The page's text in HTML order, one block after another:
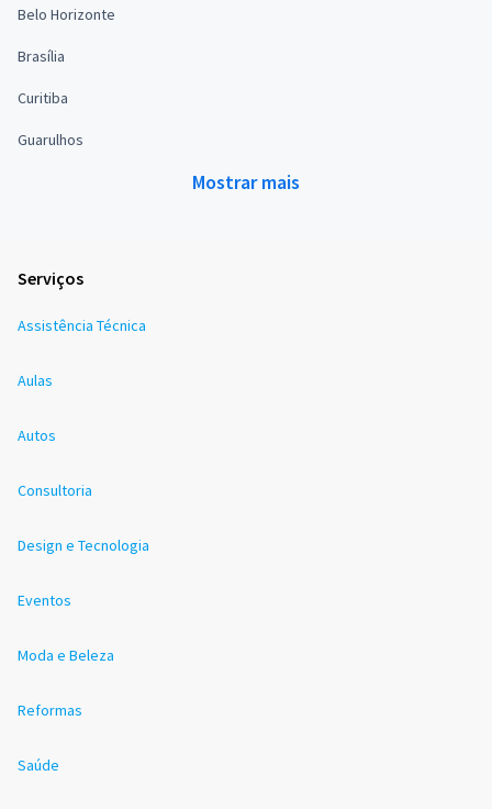
Belo Horizonte
Brasília
Curitiba
Guarulhos
Mostrar mais
Serviços
Assistência Técnica
Aulas
Autos
Consultoria
Design e Tecnologia
Eventos
Moda e Beleza
Reformas
Saúde